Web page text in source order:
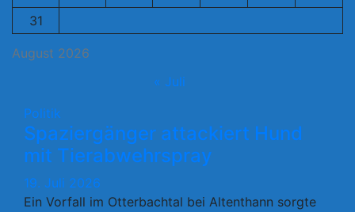
August 2026
31
« Juli
Politik
Spaziergänger attackiert Hund
mit Tierabwehrspray
19. Juli 2026
Ein Vorfall im Otterbachtal bei Altenthann sorgte